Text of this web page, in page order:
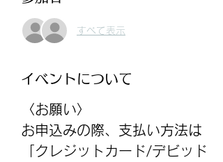
すべて表示
イベントについて
〈お願い〉
お申込みの際、支払い方法は
「クレジットカード/デビッド